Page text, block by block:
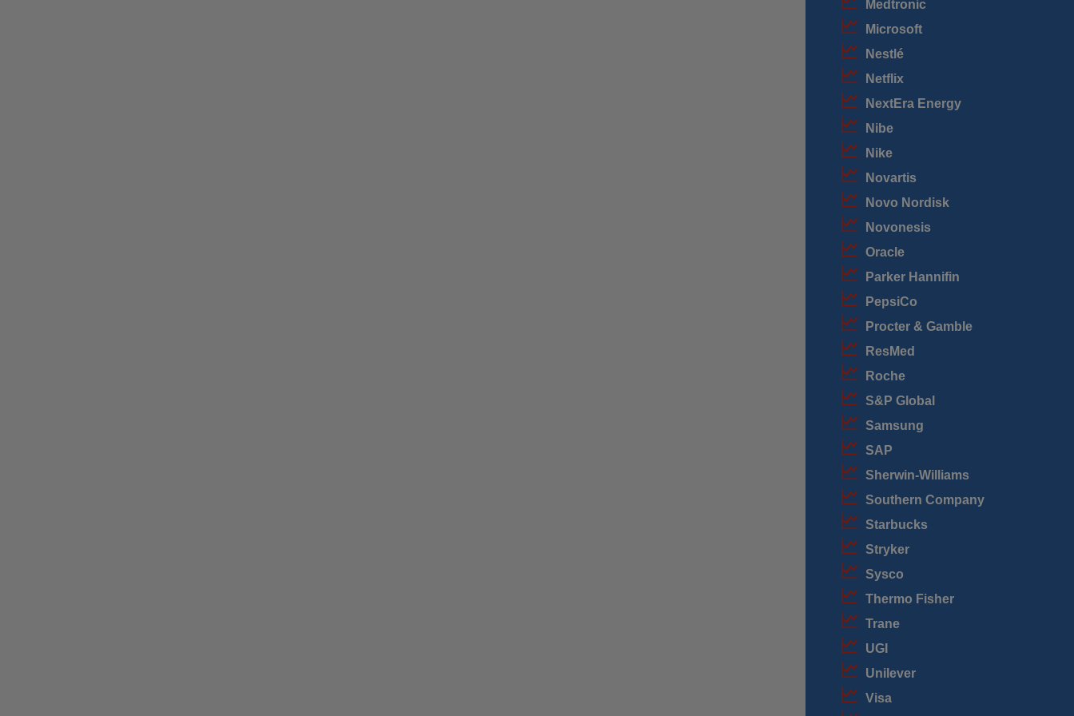
Medtronic
Microsoft
Nestlé
Netflix
NextEra Energy
Nibe
Nike
Novartis
Novo Nordisk
Novonesis
Oracle
Parker Hannifin
PepsiCo
Procter & Gamble
ResMed
Roche
S&P Global
Samsung
SAP
Sherwin-Williams
Southern Company
Starbucks
Stryker
Sysco
Thermo Fisher
Trane
UGI
Unilever
Visa